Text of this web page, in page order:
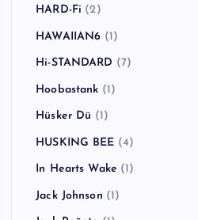
HARD-Fi (2)
HAWAIIAN6 (1)
Hi-STANDARD (7)
Hoobastank (1)
Hüsker Dü (1)
HUSKING BEE (4)
In Hearts Wake (1)
Jack Johnson (1)